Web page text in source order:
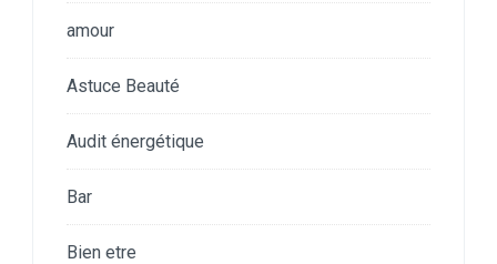
amour
Astuce Beauté
Audit énergétique
Bar
Bien etre